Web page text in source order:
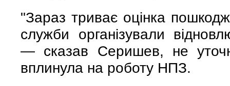
"Зараз триває оцінка
служби організували
— сказав Серишев, не
вплинула на роботу НПЗ.